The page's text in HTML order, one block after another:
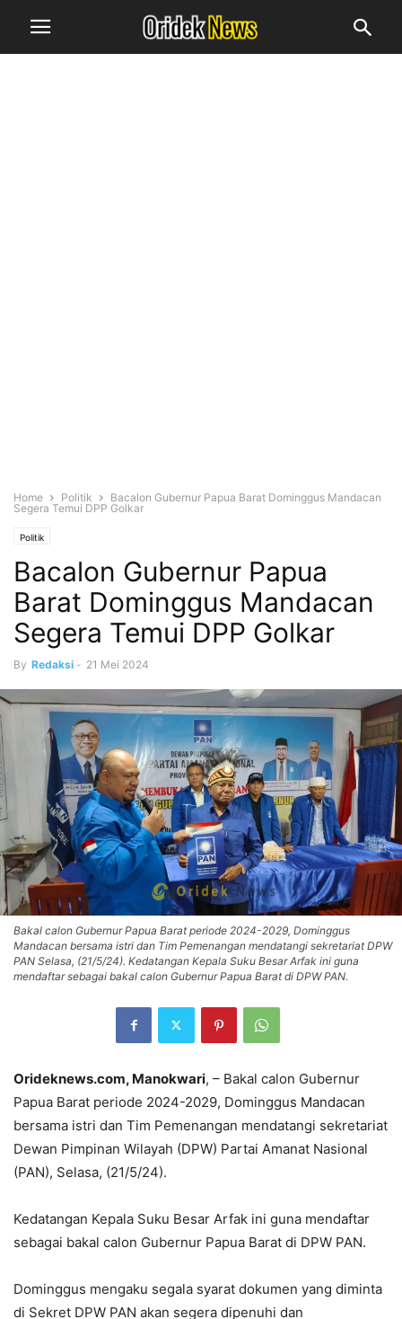
Home Politik
Bacalon Gubernur Papua Barat Dominggus Mandacan
Segera Temui DPP Golkar
Politik
Bacalon Gubernur Papua
Barat Dominggus Mandacan
Segera Temui DPP Golkar
By Redaksi - 21 Mei 2024
Bakal calon Gubernur Papua Barat periode 2024-2029, Dominggus
Mandacan bersama istri dan Tim Pemenangan mendatangi sekretariat DPW
PAN Selasa, (21/5/24). Kedatangan Kepala Suku Besar Arfak ini guna
mendaftar sebagai bakal calon Gubernur Papua Barat di DPW PAN.
Orideknews.com, Manokwari, – Bakal calon Gubernur
Papua Barat periode 2024-2029, Dominggus Mandacan
bersama istri dan Tim Pemenangan mendatangi sekretariat
Dewan Pimpinan Wilayah (DPW) Partai Amanat Nasional
(PAN), Selasa, (21/5/24).
Kedatangan Kepala Suku Besar Arfak ini guna mendaftar
sebagai bakal calon Gubernur Papua Barat di DPW PAN.
Dominggus mengaku segala syarat dokumen yang diminta
di Sekret DPW PAN akan segera dipenuhi dan